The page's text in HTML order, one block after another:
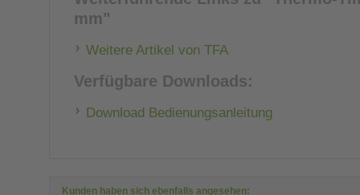
mm"
Weitere Artikel von TFA
Verfügbare Downloads:
Download Bedienungsanleitung
Kunden haben sich ebenfalls angesehen: